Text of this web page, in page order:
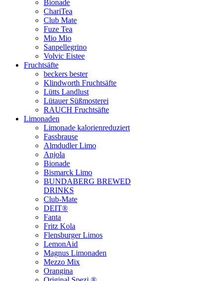
Bionade
ChariTea
Club Mate
Fuze Tea
Mio Mio
Sanpellegrino
Volvic Eistee
Fruchtsäfte
beckers bester
Klindworth Fruchtsäfte
Lütts Landlust
Lütauer Süßmosterei
RAUCH Fruchtsäfte
Limonaden
Limonade kalorienreduziert
Fassbrause
Almdudler Limo
Anjola
Bionade
Bismarck Limo
BUNDABERG BREWED
DRINKS
Club-Mate
DEIT®
Fanta
Fritz Kola
Flensburger Limos
LemonAid
Magnus Limonaden
Mezzo Mix
Orangina